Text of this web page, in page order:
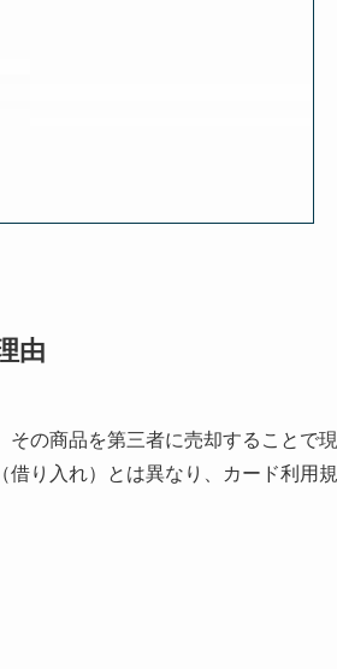
由
の商品を第三者に売却することで現
り入れ）とは異なり、カード利用規